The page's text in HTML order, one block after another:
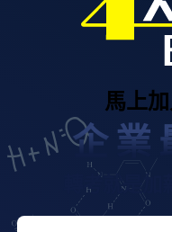
馬上
企業
轉考就是加